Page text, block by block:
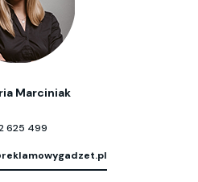
Marciniak
625 499